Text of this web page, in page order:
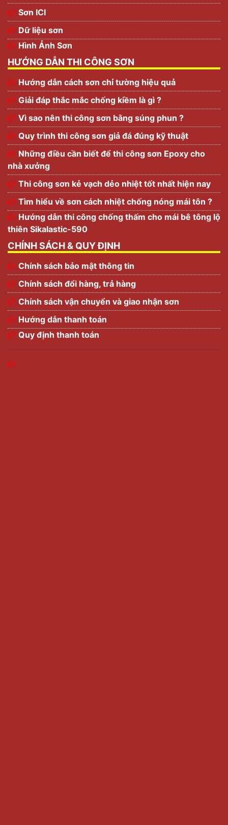
Sơn ICI
Dữ liệu sơn
Hình Ảnh Sơn
HƯỚNG DẪN THI CÔNG SƠN
Hướng dẫn cách sơn chỉ tường hiệu quả
Giải đáp thắc mắc chống kiềm là gì ?
Vì sao nên thi công sơn bằng súng phun ?
Quy trình thi công sơn giả đá đúng kỹ thuật
Những điều cần biết để thi công sơn Epoxy cho
nhà xưởng
Thi công sơn kẻ vạch dẻo nhiệt tốt nhất hiện nay
Tìm hiểu về sơn cách nhiệt chống nóng mái tôn ?
Hướng dẫn thi công chống thấm cho mái bê tông lộ
thiên Sikalastic-590
CHÍNH SÁCH & QUY ĐỊNH
Chính sách bảo mật thông tin
Chính sách đổi hàng, trả hàng
Chính sách vận chuyển và giao nhận sơn
Hướng dẫn thanh toán
Quy định thanh toán